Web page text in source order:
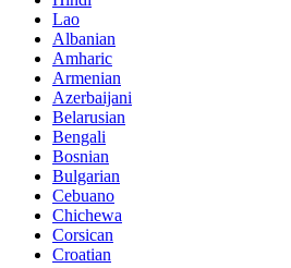
Lao
Albanian
Amharic
Armenian
Azerbaijani
Belarusian
Bengali
Bosnian
Bulgarian
Cebuano
Chichewa
Corsican
Croatian